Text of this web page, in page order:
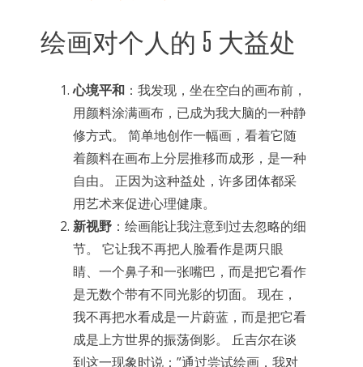
绘画对个人的 5 大益处
心境平和 ：我发现，坐在空白的画布前，
用颜料涂满画布，已成为我大脑的一种静
修方式。 简单地创作一幅画，看着它随
着颜料在画布上分层推移而成形，是一种
自由。 正因为这种益处，许多团体都采
用艺术来促进心理健康。
新视野 ：绘画能让我注意到过去忽略的细
节。 它让我不再把人脸看作是两只眼
睛、一个鼻子和一张嘴巴，而是把它看作
是无数个带有不同光影的切面。 现在，
我不再把水看成是一片蔚蓝，而是把它看
成是上方世界的振荡倒影。 丘吉尔在谈
到这一现象时说：”通过尝试绘画，我对